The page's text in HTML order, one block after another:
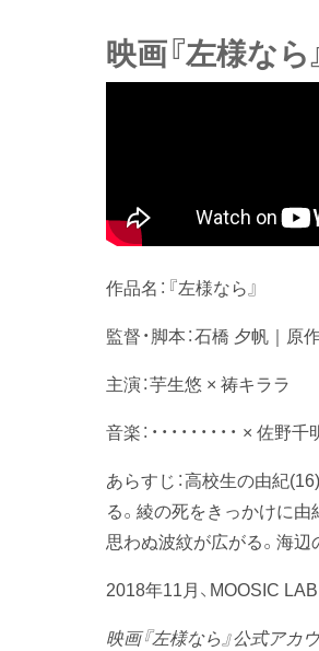
映画『左様なら
作品名：『左様なら』
監督・脚本：石橋 夕帆｜原
主演：芋生悠 × 祷キララ
音楽：・・・・・・・・・ × 佐野千
あらすじ：高校生の由紀
る。綾の死をきっかけに
思わぬ波紋が広がる。海辺
2018年11月、MOOSIC LAB
映画『左様なら』公式アカ